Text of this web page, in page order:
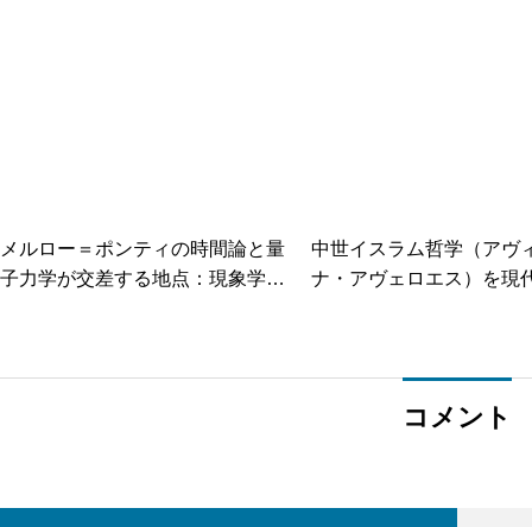
メルロー＝ポンティの時間論と量
子力学が交差する地点：現象学と
中世イスラム哲学（アヴ
ナ・アヴェロエス）を現
コメント